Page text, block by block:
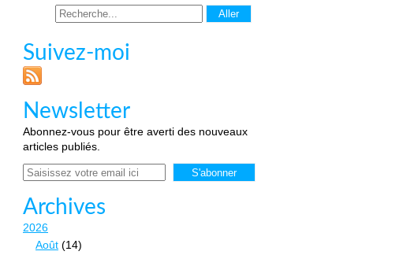
Suivez-moi
Newsletter
Abonnez-vous pour être averti des nouveaux
articles publiés.
Email
Archives
2026
Août (14)